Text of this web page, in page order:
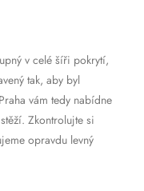
v celé šíři pokrytí,
tak, aby byl
vám tedy nabídne
Zkontrolujte si
opravdu levný